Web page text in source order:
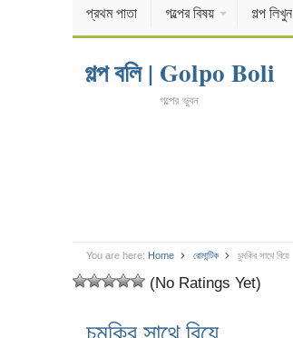
প্রথম পাতা গল্পের বিষয় গল্প লিখুন
গল্প বলি | Golpo Boli
গল্পের ভুবন
You are here: Home রোমান্টিক চুমকির সাথে বিয়ে
(No Ratings Yet)